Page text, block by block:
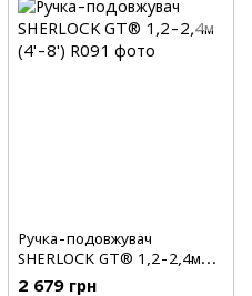
Ручка-подовжувач
SHERLOCK GT® 1,2-2,4м
(4'-8')
2 679 грн